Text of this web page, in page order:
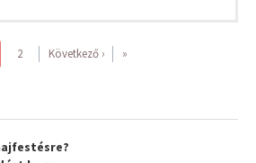
2 Következő › »